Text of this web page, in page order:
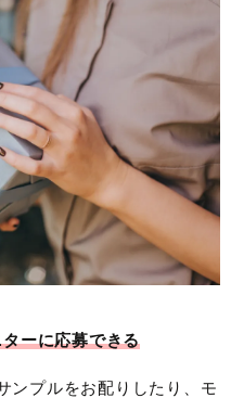
ーに応募できる
ンプルをお配りしたり、モ